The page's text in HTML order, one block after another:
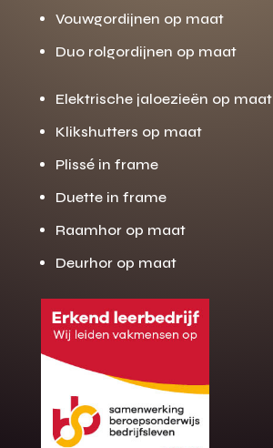
Gratis offerte
op maat?
Binnen 24 uur jouw gratis offerte
Vouwgordijnen op maat
Duo rolgordijnen op maat
Elektrische jaloezieën op maat
Klikshutters op maat
Plissé in frame
Duette in frame
Raamhor op maat
Deurhor op maat